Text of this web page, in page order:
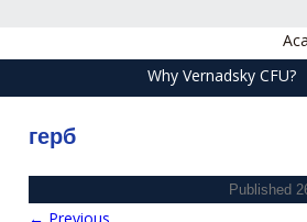
Why Vernadsky CFU?
герб
Published